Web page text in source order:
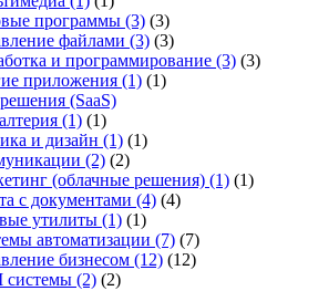
программы (3) (3)
файлами (3) (3)
и программирование (3) (3)
приложения (1) (1)
(SaaS)
(1) (1)
и дизайн (1) (1)
(2) (2)
(облачные решения) (1) (1)
с документами (4) (4)
утилиты (1) (1)
автоматизации (7) (7)
бизнесом (12) (12)
системы (2) (2)